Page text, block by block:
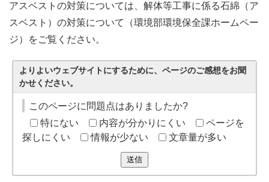
アスベストの対策については、解体等工事に係る石綿（ア
スベスト）の対策について（環境部環境保全課ホームペー
ジ）をご覧ください。
よりよいウェブサイトにするために、ページのご感想をお聞
かせください。
このページに問題点はありましたか?
特にない
内容が分かりにくい
ページを
探しにくい
情報が少ない 文章量が多い
送信